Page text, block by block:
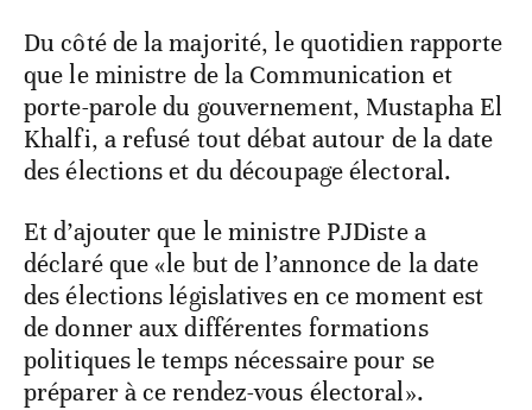
Du côté de la majorité, le quotidien rapporte
que le ministre de la Communication et
porte-parole du gouvernement, Mustapha El
Khalfi, a refusé tout débat autour de la date
des élections et du découpage électoral.
Et d’ajouter que le ministre PJDiste a
déclaré que «le but de l’annonce de la date
des élections législatives en ce moment est
de donner aux différentes formations
politiques le temps nécessaire pour se
préparer à ce rendez-vous électoral».